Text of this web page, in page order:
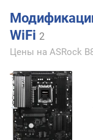
WiFi 2
Цены на ASRock